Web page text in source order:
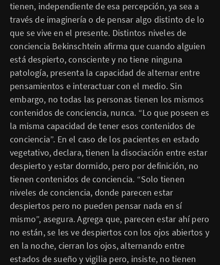
tienen, independiente de esa percepción, ya sea a
través de imaginería o de pensar algo distinto de lo
que se vive en el presente. Distintos niveles de
conciencia Bekinschtein afirma que cuando alguien
está despierto, consciente y no tiene ninguna
patología, presenta la capacidad de alternar entre
pensamientos e interactuar con el medio. Sin
embargo, no todas las personas tienen los mismos
contenidos de conciencia, nunca. “Lo que poseen es
la misma capacidad de tener esos contenidos de
conciencia”. En el caso de los pacientes en estado
vegetativo, declara, tienen la disociación entre estar
despierto y estar dormido, pero por definición, no
tienen contenidos de conciencia. “Solo tienen
niveles de conciencia, donde parecen estar
despiertos pero no pueden pensar nada en sí
mismo”, asegura. Agrega que, parecen estar ahí pero
no están, se les ve despiertos con los ojos abiertos y
en la noche, cierran los ojos, alternando entre
estados de sueño y vigilia pero, insiste, no tienen